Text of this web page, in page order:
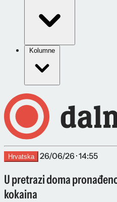
Kolumne
Hrvatska 26/06/26 · 14:55
U pretrazi doma
kokaina